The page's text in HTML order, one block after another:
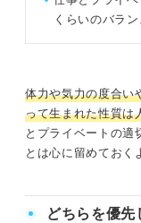
くらいのバラ
体力や気力の度合い
って生まれた性質は
とプライベートの適
とは心に留めておく
どちらを優先
③ライター
⑤販売職
仕事とプライベ
キャリアコンサ
仕事とプライベ